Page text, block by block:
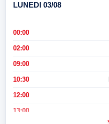
LUNEDI 03/08
00:00
02:00
09:00
10:30
12:00
13:00